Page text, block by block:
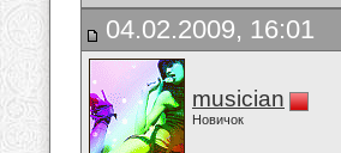
04.02.2009, 16:01
musician
Новичок